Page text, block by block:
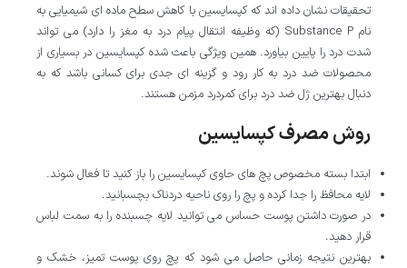
تحقیقات نشان داده اند که کپسایسین با کاهش سطح ماده ای شیمیایی به
نام Substance P (که وظیفه انتقال پیام درد به مغز را دارد) می تواند
شدت درد را پایین بیاورد. همین ویژگی باعث شده کپسایسین در بسیاری از
محصولات ضد درد به کار رود و گزینه ای جدی برای کسانی باشد که به
دنبال بهترین ژل ضد درد برای کمردرد مزمن هستند.
روش مصرف کپسایسین
ابتدا بسته مخصوص پچ های حاوی کپسایسین را باز کنید تا فعال شوند.
لایه محافظ را جدا کرده و پچ را روی ناحیه دردناک بچسبانید.
در صورت داشتن پوست حساس می توانید لایه چسبنده را به سمت لباس
قرار دهید.
بهترین نتیجه زمانی حاصل می شود که پچ روی پوست تمیز، خشک و